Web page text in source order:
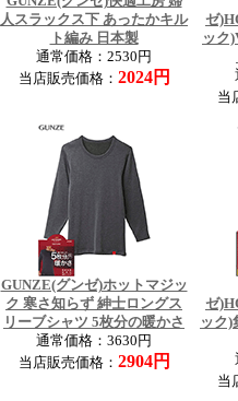
人スラックス下 あったかキル
ト編み 日本製
通常価格：2530円
当店販売価格： 2024円
ゼ
ック
当
GUNZE(グンゼ)ホットマジッ
ク 寒さ知らず 紳士ロングス
リーブシャツ 5枚分の暖かさ
通常価格：3630円
当店販売価格： 2904円
ゼ
ック)
当